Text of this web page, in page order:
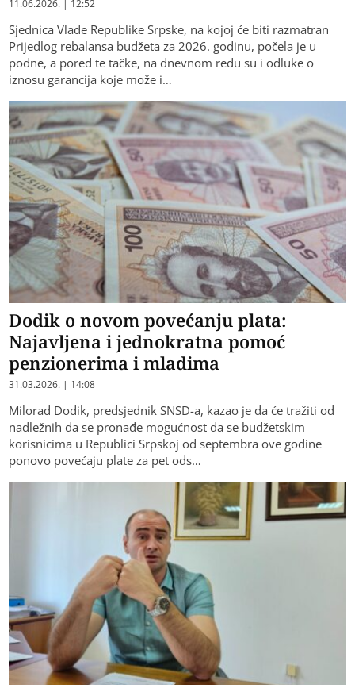
11.06.2026. | 12:52
Sjednica Vlade Republike Srpske, na kojoj će biti razmatran
Prijedlog rebalansa budžeta za 2026. godinu, počela je u
podne, a pored te tačke, na dnevnom redu su i odluke o
iznosu garancija koje može i…
Dodik o novom povećanju plata:
Najavljena i jednokratna pomoć
penzionerima i mladima
31.03.2026. | 14:08
Milorad Dodik, predsjednik SNSD-a, kazao je da će tražiti od
nadležnih da se pronađe mogućnost da se budžetskim
korisnicima u Republici Srpskoj od septembra ove godine
ponovo povećaju plate za pet ods…